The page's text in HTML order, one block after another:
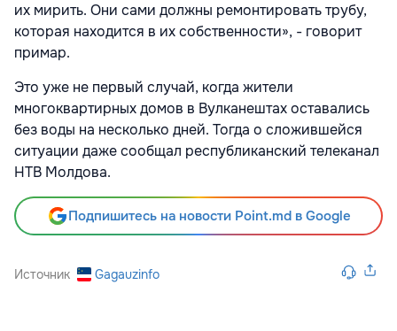
их мирить. Они сами должны ремонтировать трубу,
которая находится в их собственности», - говорит
примар.
Это уже не первый случай, когда жители
многоквартирных домов в Вулканештах оставались
без воды на несколько дней. Тогда о сложившейся
ситуации даже сообщал республиканский телеканал
НТВ Молдова.
Подпишитесь на новости Point.md в Google
Источник Gagauzinfo